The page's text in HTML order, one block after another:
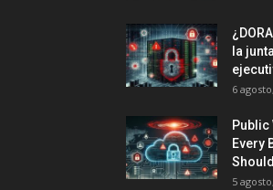
la
6
Public
Every
5